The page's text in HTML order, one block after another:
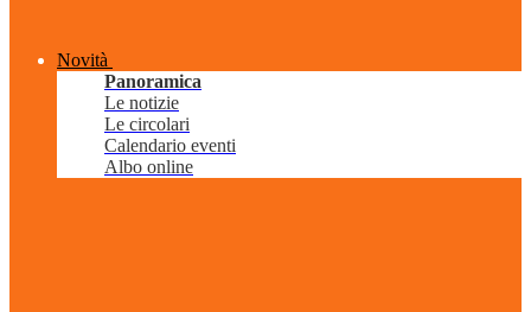
Novità
Panoramica
Le notizie
Le circolari
Calendario eventi
Albo online